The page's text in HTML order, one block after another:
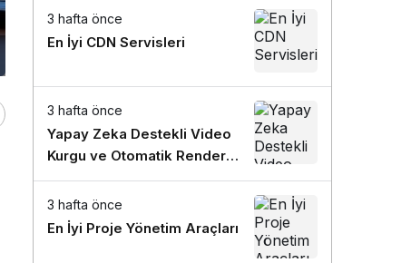
3 hafta önce
En İyi CDN Servisleri
3 hafta önce
Yapay Zeka Destekli Video
Kurgu ve Otomatik Render
Stratejileri
3 hafta önce
En İyi Proje Yönetim Araçları